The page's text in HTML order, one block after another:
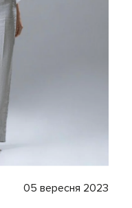
05 вересня 2023